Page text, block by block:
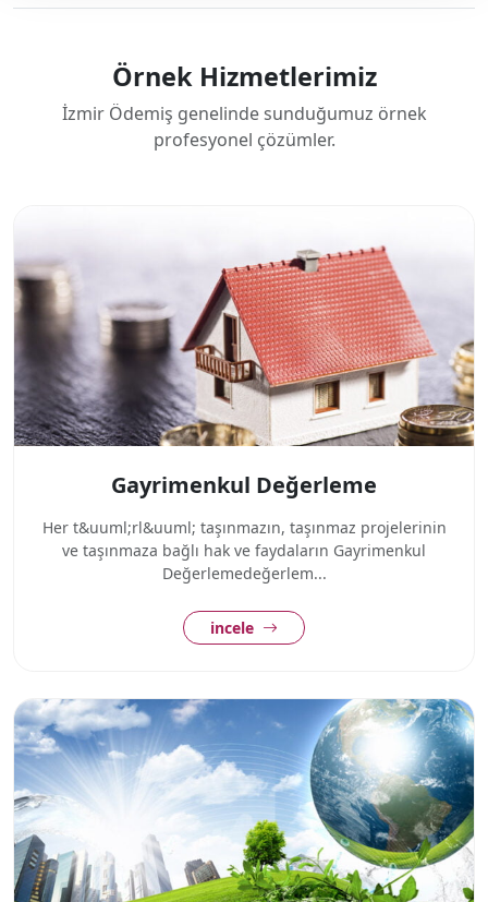
Örnek Hizmetlerimiz
İzmir Ödemiş genelinde sunduğumuz örnek
profesyonel çözümler.
Gayrimenkul Değerleme
Her t&uuml;rl&uuml; taşınmazın, taşınmaz projelerinin
ve taşınmaza bağlı hak ve faydaların Gayrimenkul
Değerlemedeğerlem...
incele